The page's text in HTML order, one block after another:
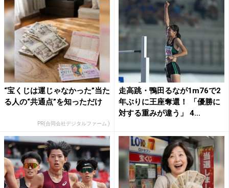
“宝くじは運じゃなかった”当た
る人の“共通点”を知っただけ
PR(合同会社デジタルファーム )
走高跳・鴨田るなが1m76で2
年ぶりに王座奪還！ 「優勝に
対する重みが違う」 4...